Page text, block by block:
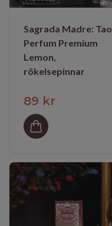
Sagrada Madre: Tao
Perfum Premium
Lemon,
rökelsepinnar
89 kr